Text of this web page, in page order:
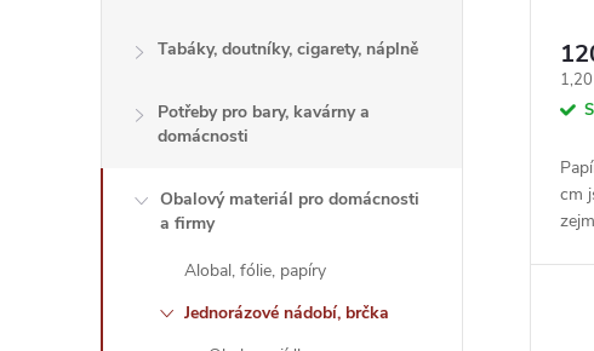
Tabáky, doutníky, cigarety, náplně
Potřeby pro bary, kavárny a
domácnosti
Obalový materiál pro domácnosti
a firmy
Alobal, fólie, papíry
Jednorázové nádobí, brčka
cena:
cm